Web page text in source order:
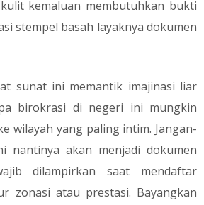
kemaluan membutuhkan bukti
stempel basah layaknya dokumen
sunat ini memantik imajinasi liar
birokrasi di negeri ini mungkin
wilayah yang paling intim. Jangan-
nantinya akan menjadi dokumen
dilampirkan saat mendaftar
zonasi atau prestasi. Bayangkan